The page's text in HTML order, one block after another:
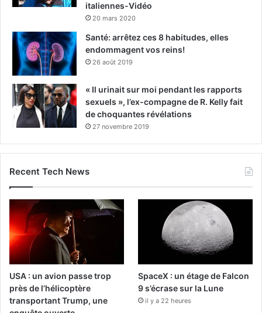
italiennes-Vidéo
20 mars 2020
Santé: arrêtez ces 8 habitudes, elles
endommagent vos reins!
26 août 2019
« Il urinait sur moi pendant les rapports
sexuels », l’ex-compagne de R. Kelly fait
de choquantes révélations
27 novembre 2019
Recent Tech News
USA : un avion passe trop
près de l’hélicoptère
transportant Trump, une
SpaceX : un étage de Falcon
9 s’écrase sur la Lune
il y a 22 heures